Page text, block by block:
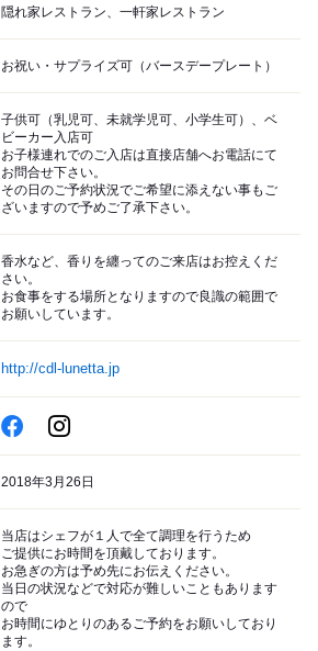
隠れ家レストラン、一軒家レストラン
お祝い・サプライズ可（バースデープレート）
子供可（乳児可、未就学児可、小学生可）、ベ
ビーカー入店可
お子様連れでのご入店は直接店舗へお電話にて
お問合せ下さい。
その日のご予約状況でご希望に添えない事もご
ざいますので予めご了承下さい。
香水など、香りを纏ってのご来店はお控えくだ
さい。
お食事をする場所となりますので良識の範囲で
お願いしています。
http://cdl-lunetta.jp
2018年3月26日
当店はシェフが１人で全て調理を行うため
ご提供にお時間を頂戴しております。
お急ぎの方は予め先にお伝えください。
当日の状況などで対応が難しいこともあります
ので
お時間にゆとりのあるご予約をお願いしており
ます。